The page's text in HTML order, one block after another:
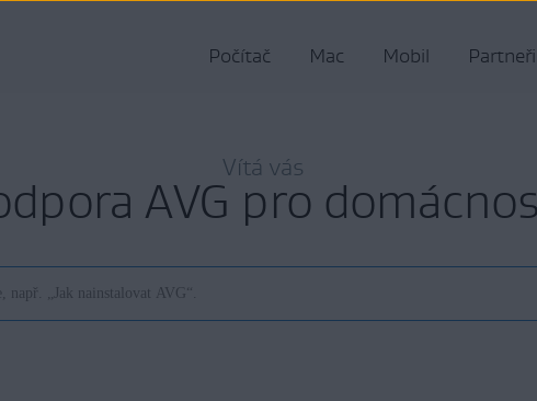
Počítač Mac Mobil Partneři
Vítá vás
AVG pro